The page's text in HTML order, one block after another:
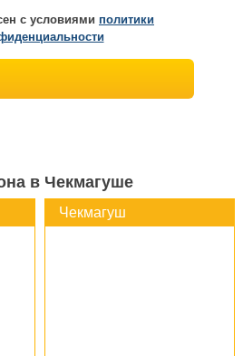
с условиями политики
в Чекмагуше
Чекмагуш